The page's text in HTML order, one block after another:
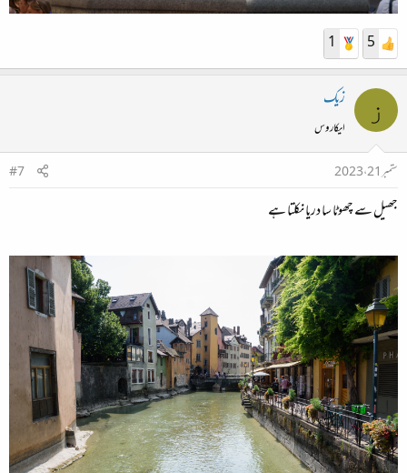
5
1
ز زیک
ایکاروس
ستمبر 21، 2023
#7
جھیل سے چھوٹا سا دریا نکلتا ہے